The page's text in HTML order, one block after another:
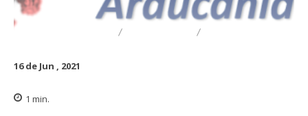
16 de Jun , 2021
1 min.